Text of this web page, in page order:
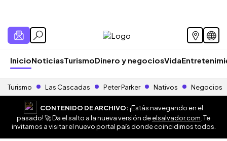
InicioNoticiasTurismoDinero y negociosVida
Turismo Las Cascadas Peter Parker Nativos Negocios
CONTENIDO DE ARCHIVO:¡Estás navegando en el
pasado! 🚀 Da el salto a la nueva versión deelsalvador.com . Te
invitamos a visitar el nuevo portal país donde coincidimos todos.